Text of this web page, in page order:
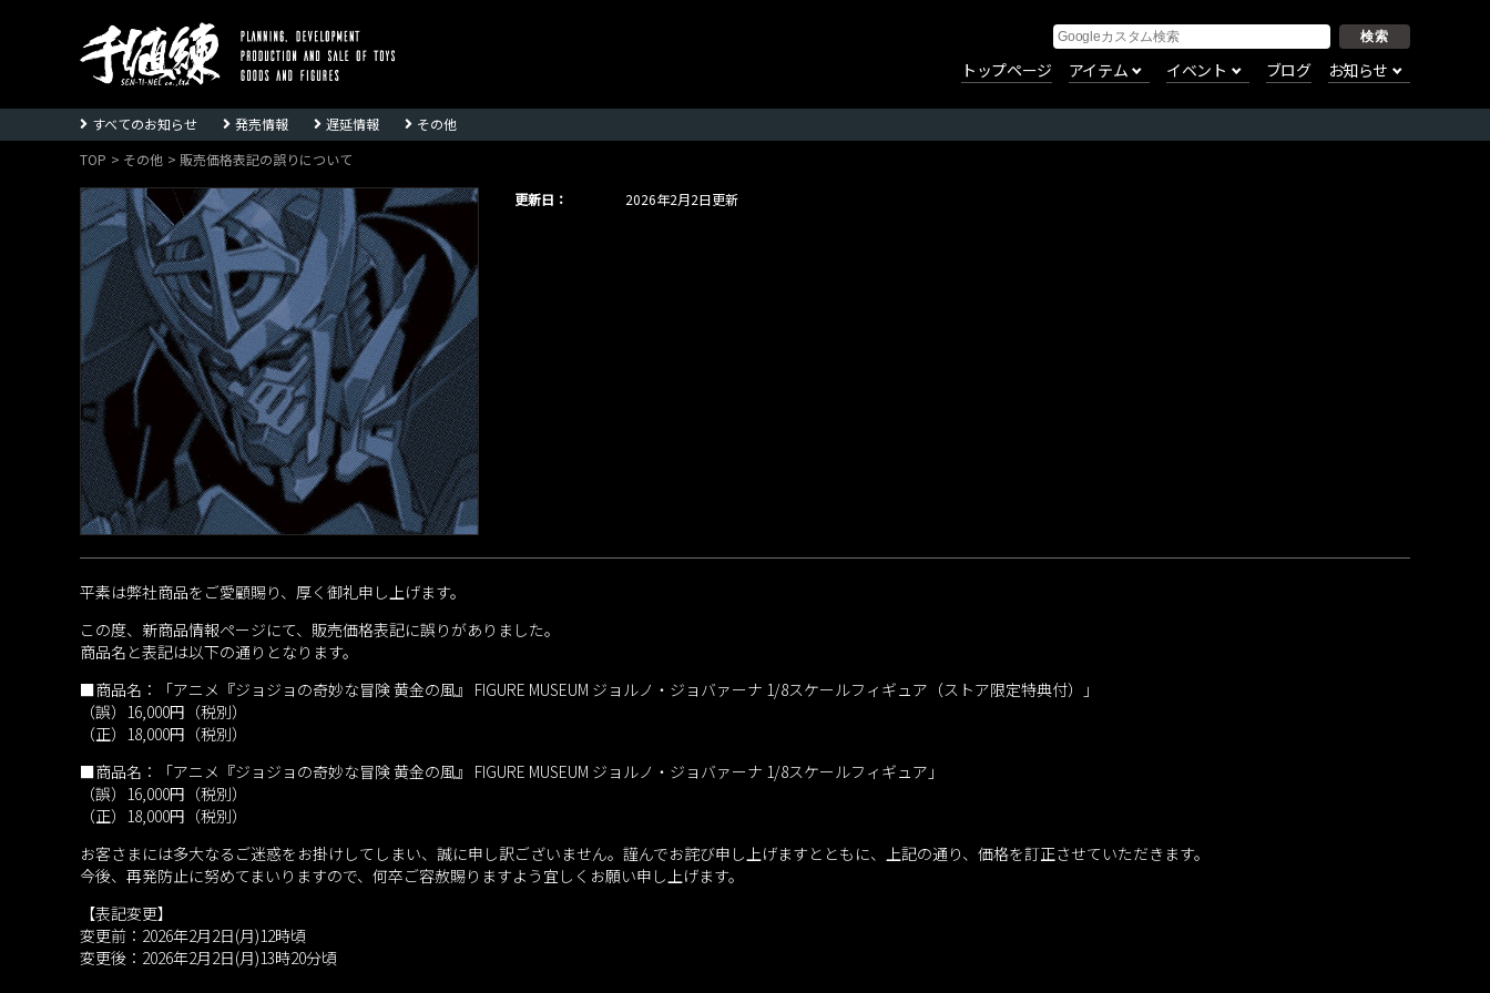
式
会
社
千
練
ー
Sentinel
co.,ltd
トップページ アイテム イベント ブログ お知らせ
すべてのお知らせ 発売情報 遅延情報
その他
TOP
その他 販売価格表記の誤りについて
更新日： 2026年2月2日更新
平素は弊社商品をご愛顧賜り、厚く御礼申し上げます。
この度、新商品情報ページにて、販売価格表記に誤りがありました。
商品名と表記は以下の通りとなります。
■商品名：「アニメ『ジョジョの奇妙な冒険 黄金の風』 FIGURE MUSEUM ジョルノ・ジョバァーナ 1/8スケールフィギュア（ストア限定特典付）」
（誤）16,000円（税別）
（正）18,000円（税別）
■商品名：「アニメ『ジョジョの奇妙な冒険 黄金の風』 FIGURE MUSEUM ジョルノ・ジョバァーナ 1/8スケールフィギュア」
（誤）16,000円（税別）
（正）18,000円（税別）
お客さまには多大なるご迷惑をお掛けしてしまい、誠に申し訳ございません。謹んでお詫び申し上げますとともに、上記の通り、価格を訂正させていただきます。
今後、再発防止に努めてまいりますので、何卒ご容赦賜りますよう宜しくお願い申し上げます。
【表記変更】
変更前：2026年2月2日(月)12時頃
変更後：2026年2月2日(月)13時20分頃